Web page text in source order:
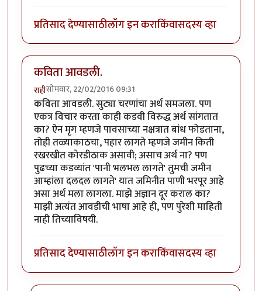
प्रतिसाद देण्यासाठीलॉग इन कराकिंवासदस्य व्हा
कविता आवडली.
राहीसोमवार, 22/02/2016 09:31
कविता आवडली. सुट्या चरणांचा अर्थ समजला. पण
एकत्र विचार करता काही कडवी विरुद्ध अर्थ सांगतात
का? ऐन मृग म्हणजे पावसाच्या नक्षत्रात बांध फोडताना,
तोही तळ्याकाठचा, पहार लागते म्हणजे जमीन किती
रखरखीत कोरडीठाक असावी; असाच अर्थ ना? पण
पुढच्या कडव्यांत 'पानी भलभल लागते' तुमची जमीन
आम्हांला दलदल लागते' यात जमिनीत पाणी भरपूर आहे
असा अर्थ मला लागला. माझे अज्ञान दूर कराल का?
माझी अत्यंत आवडीची भाषा आहे ही, पण पुरेशी माहिती
नाही तिच्याविषयी.
प्रतिसाद देण्यासाठीलॉग इन कराकिंवासदस्य व्हा